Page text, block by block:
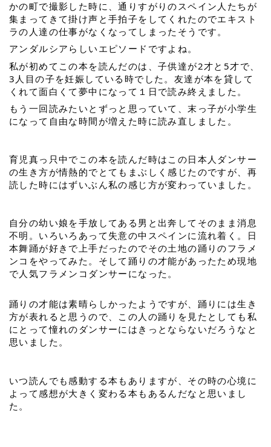
かの町で撮影した時に、通りすがりのスペイン人たちが
集まってきて掛け声と手拍子をしてくれたのでエキスト
ラの人達の仕事がなくなってしまったそうです。
アンダルシアらしいエピソードですよね。
私が初めてこの本を読んだのは、子供達が2才と5才で、
3人目の子を妊娠している時でした。友達が本を貸して
くれて面白くて夢中になって１日で読み終えました。
もう一回読みたいとずっと思っていて、末っ子が小学生
になって自由な時間が増えた時に読み直しました。
育児真っ只中でこの本を読んだ時はこの日本人ダンサー
の生き方が情熱的でとてもまぶしく感じたのですが、再
読した時にはずいぶん私の感じ方が変わっていました。
自分の幼い娘を手放してある男と出奔してそのまま消息
不明。いろいろあって失意の中スペインに流れ着く。日
本舞踊が好きで上手だったのでその土地の踊りのフラメ
ンコをやってみた。そして踊りの才能があったため現地
で人気フラメンコダンサーになった。
踊りの才能は素晴らしかったようですが、踊りには生き
方が表れると思うので、この人の踊りを見たとしても私
にとって憧れのダンサーにはきっとならないだろうなと
思いました。
いつ読んでも感動する本もありますが、その時の心境に
よって感想が大きく変わる本もあるんだなと思いまし
た。